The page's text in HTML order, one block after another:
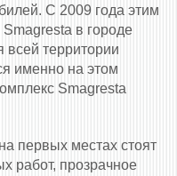
С 2009 года этим
Smagresta в городе
всей территории
именно на этом
Smagresta
первых местах стоят
работ, прозрачное